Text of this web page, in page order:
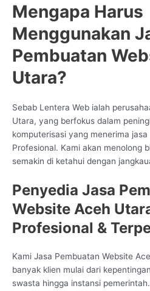
Mengapa Harus
Menggunakan
Pembuatan
Utara?
Sebab Lentera Web ialah
Utara, yang berfokus dalam
komputerisasi yang menerima
Profesional. Kami akan menolong
semakin di ketahui dengan
Penyedia Jasa
Website Aceh
Profesional &
Kami Jasa Pembuatan Website
banyak klien mulai dari
swasta hingga instansi
CS